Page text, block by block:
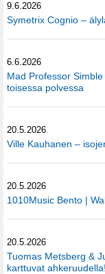
9.6.2026
Symetrix Cognio –
6.6.2026
Mad Professor
toisessa polvessa
20.5.2026
Ville Kauhanen –
20.5.2026
1010Music Bento |
20.5.2026
Tuomas Metsberg &
karttuvat ahkeruudella!